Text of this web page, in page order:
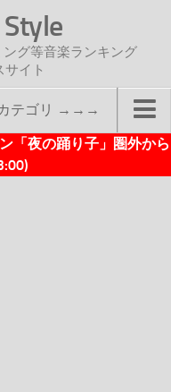
グ等音楽ランキング
イト
テゴリ →→→
「夜の踊り子」圏外から